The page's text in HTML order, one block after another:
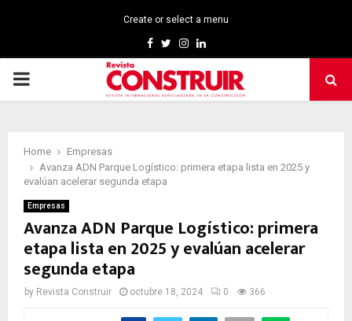
Create or select a menu
Facebook
TwitterInstagram
Linkedin
PRIMARY
Home
Empresas
Avanza ADN Parque Logístico: primera etapa lista en 2025 y
evalúan acelerar segunda etapa
Empresas
Avanza ADN Parque Logístico: primera
etapa lista en 2025 y evalúan acelerar
segunda etapa
by Revista Construir octubre 18, 2024 0 366